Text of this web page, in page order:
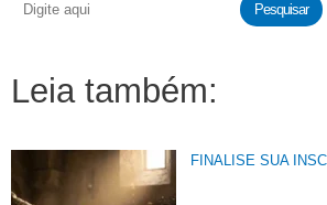
Pesquisar
Leia também:
FINALISE SUA